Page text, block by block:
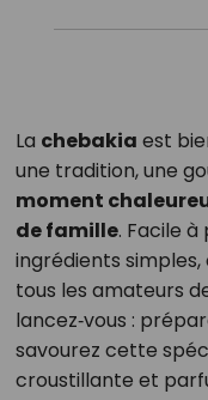
La chebakia est
une tradition, une
moment
de famille. Facile
ingrédients
tous les amateurs
lancez‑vous :
savourez cette
croustillante et